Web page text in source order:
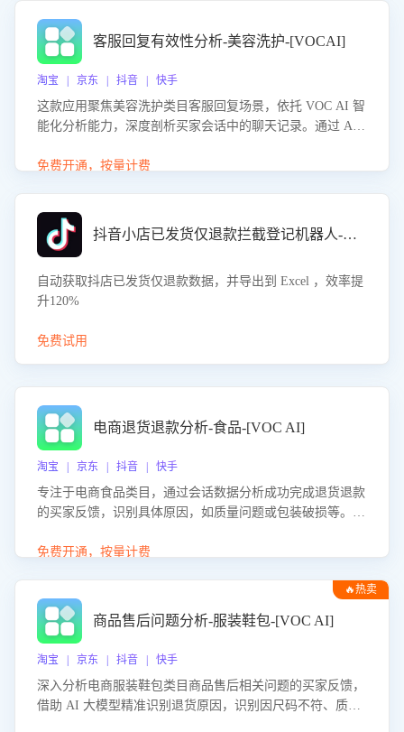
客服回复有效性分析-美容洗护-[VOCAI]
淘宝 | 京东 | 抖音 | 快手
这款应用聚焦美容洗护类目客服回复场景，依托 VOC AI 智
能化分析能力，深度剖析买家会话中的聊天记录。通过 AI
答的有效性与完整性，输出针对性改进策略，助力商家快速
免费开通，按量计费
抖音小店已发货仅退款拦截登记机器人-八爪鱼
自动获取抖店已发货仅退款数据，并导出到 Excel ，效率提
升120%
免费试用
电商退货退款分析-食品-[VOC AI]
淘宝 | 京东 | 抖音 | 快手
专注于电商食品类目，通过会话数据分析成功完成退货退款
的买家反馈，识别具体原因，如质量问题或包装破损等。结
商家降低退款率，提升售后效率。
免费开通，按量计费
🔥热卖
商品售后问题分析-服装鞋包-[VOC AI]
淘宝 | 京东 | 抖音 | 快手
深入分析电商服装鞋包类目商品售后相关问题的买家反馈，
借助 AI 大模型精准识别退货原因，识别因尺码不符、质量